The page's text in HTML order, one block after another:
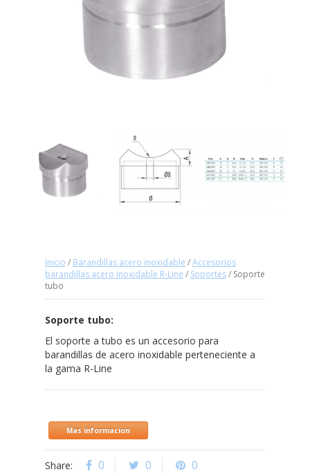
Inicio / Barandillas acero inoxidable /Accesorios
barandillas acero inoxidable R-Line / Soportes/ Soporte
tubo
Soporte tubo:
El soporte a tubo es un accesorio para
barandillas de acero inoxidable perteneciente a
la gama R-Line
Mas informacion
Share: 0 0 0